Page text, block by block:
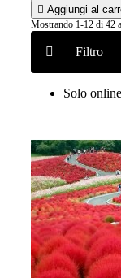
 Aggiungi al
Filtro
Mostrando 1-12 di 42
Solo online